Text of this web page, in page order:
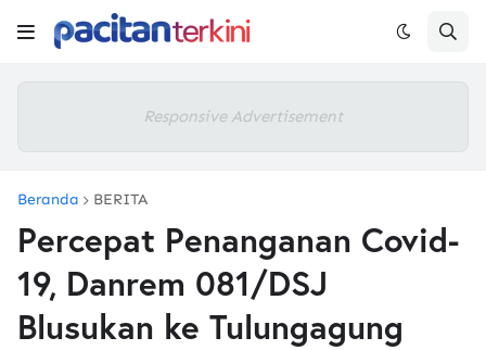
Responsive Advertisement
Beranda BERITA
Percepat Penanganan Covid-
19, Danrem 081/DSJ
Blusukan ke Tulungagung